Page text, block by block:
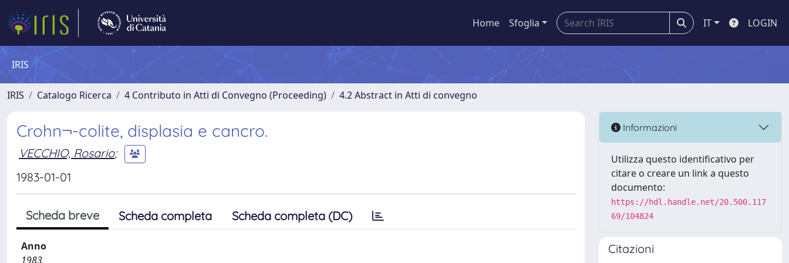
Home Sfoglia IT LOGIN
IRIS
IRIS Catalogo Ricerca 4 Contributo in Atti di Convegno (Proceeding) 4.2 Abstract in Atti di convegno
Crohn¬-colite, displasia e cancro.
VECCHIO, Rosario;
1983-01-01
Scheda breve Scheda completa Scheda completa (DC)
Anno
1983
Informazioni
Utilizza questo identificativo per
citare o creare un link a questo
documento:
https://hdl.handle.net/20.500.117
69/104824
Citazioni